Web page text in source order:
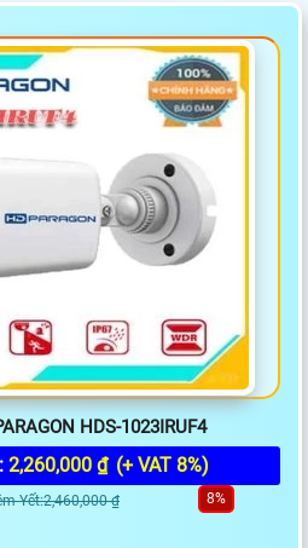
HDS-1023IRUF4
2,260,000 ₫ (+ VAT 8%)
Yết:2,460,000 ₫ 8%